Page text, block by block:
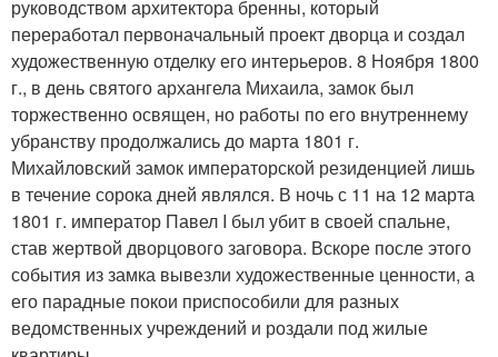
руководством архитектора бренны, который
переработал первоначальный проект дворца и создал
художественную отделку его интерьеров. 8 Ноября 1800
г., в день святого архангела Михаила, замок был
торжественно освящен, но работы по его внутреннему
убранству продолжались до марта 1801 г.
Михайловский замок императорской резиденцией лишь
в течение сорока дней являлся. В ночь с 11 на 12 марта
1801 г. император Павел I был убит в своей спальне,
став жертвой дворцового заговора. Вскоре после этого
события из замка вывезли художественные ценности, а
его парадные покои приспособили для разных
ведомственных учреждений и роздали под жилые